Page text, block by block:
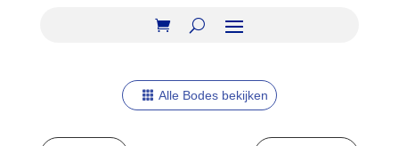
Alle Bodes bekijken